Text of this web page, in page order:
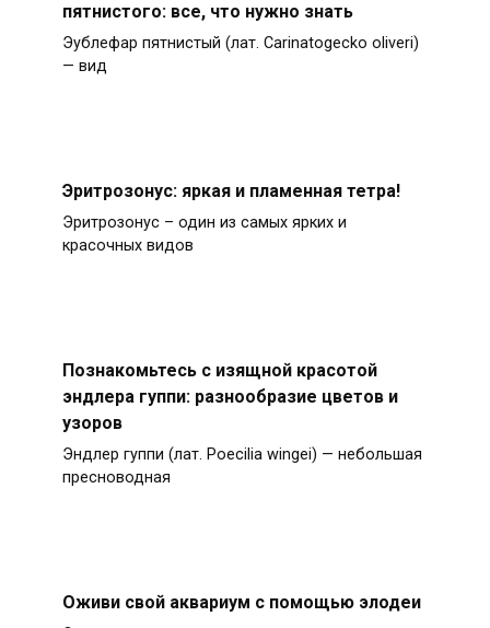
пятнистого: все, что нужно знать
Эублефар пятнистый (лат. Carinatogecko oliveri)
— вид
Эритрозонус: яркая и пламенная тетра!
Эритрозонус – один из самых ярких и
красочных видов
Познакомьтесь с изящной красотой
эндлера гуппи: разнообразие цветов и
узоров
Эндлер гуппи (лат. Poecilia wingei) — небольшая
пресноводная
Оживи свой аквариум с помощью элодеи